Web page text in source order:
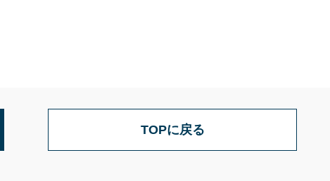
TOPに戻る